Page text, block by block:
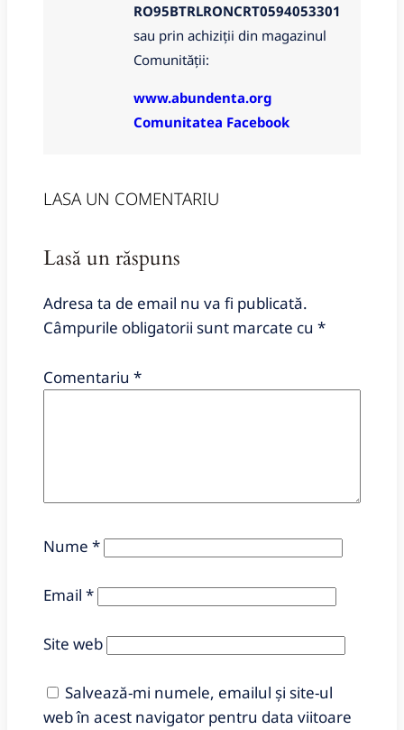
RO95BTRLRONCRT0594053301
sau prin achiziții din magazinul
Comunității:
www.abundenta.org
Comunitatea Facebook
LASA UN COMENTARIU
Lasă un răspuns
Adresa ta de email nu va fi publicată.
Câmpurile obligatorii sunt marcate cu *
Comentariu *
Nume *
Email *
Site web
Salvează-mi numele, emailul și site-ul
web în acest navigator pentru data viitoare